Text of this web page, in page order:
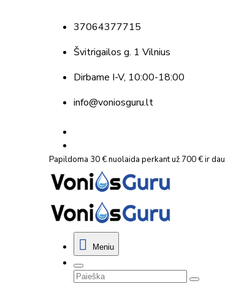
37064377715
Švitrigailos g. 1 Vilnius
Dirbame I-V, 10:00-18:00
info@voniosguru.lt
Papildoma 30 € nuolaida perkant už 700 € ir
Meniu